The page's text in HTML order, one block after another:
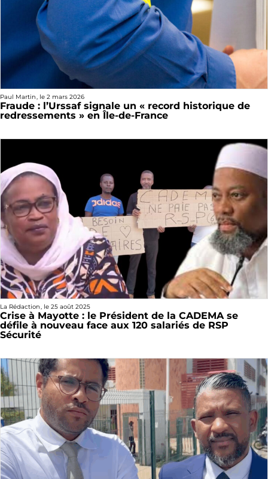
Paul Martin, le 2 mars 2026
Fraude : l’Urssaf signale un « record historique de
redressements » en Île-de-France
La Rédaction, le 25 août 2025
Crise à Mayotte : le Président de la CADEMA se
défile à nouveau face aux 120 salariés de RSP
Sécurité